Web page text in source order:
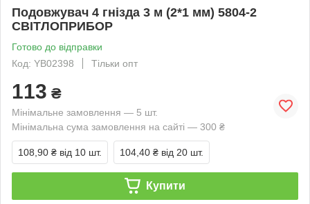
Подовжувач 4 гнізда 3 м (2*1 мм) 5804-2
СВІТЛОПРИБОР
Готово до відправки
Код: YB02398
Тільки опт
113 ₴
Мінімальне замовлення — 5 шт.
Мінімальна сума замовлення на сайті — 300 ₴
108,90 ₴ від 10 шт. 104,40 ₴ від 20 шт.
Купити